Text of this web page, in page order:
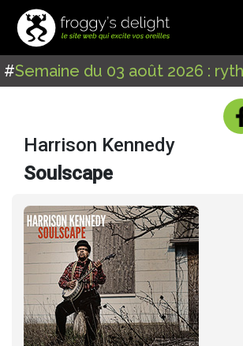
#Semaine du 03 août 2026 :
Harrison Kennedy
Soulscape